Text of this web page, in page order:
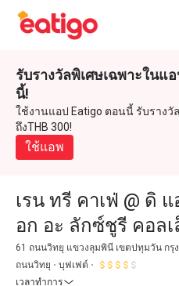
รับรางวัลพิเศษเฉพาะในแ
นี้!
ใช้งานแอป Eatigo ตอนนี้ รับรางวั
ถึงTHB 300!
ใช้แอพ
เรน ทรี คาเฟ่ @ ดิ
อก อะ ลักซ์ชูรี คอล
Tree Café @ The
Luxury Collection
61 ถนนวิทยุ แขวงลุมพินี เขตปทุมวัน กรุง
ถนนวิทยุ
บุฟเฟต์
เวลาทำการ